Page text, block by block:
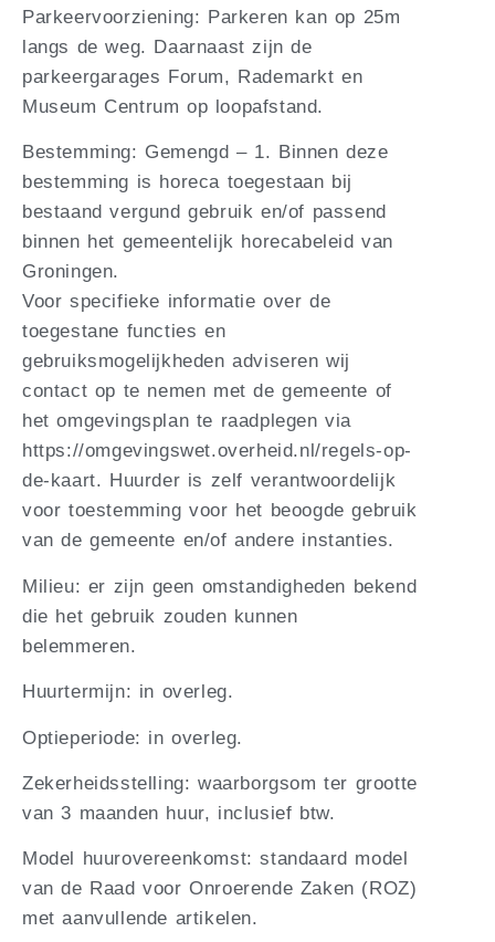
Parkeervoorziening: Parkeren kan op 25m
langs de weg. Daarnaast zijn de
parkeergarages Forum, Rademarkt en
Museum Centrum op loopafstand.
Bestemming: Gemengd – 1. Binnen deze
bestemming is horeca toegestaan bij
bestaand vergund gebruik en/of passend
binnen het gemeentelijk horecabeleid van
Groningen.
Voor specifieke informatie over de
toegestane functies en
gebruiksmogelijkheden adviseren wij
contact op te nemen met de gemeente of
het omgevingsplan te raadplegen via
https://omgevingswet.overheid.nl/regels-op-
de-kaart. Huurder is zelf verantwoordelijk
voor toestemming voor het beoogde gebruik
van de gemeente en/of andere instanties.
Milieu: er zijn geen omstandigheden bekend
die het gebruik zouden kunnen
belemmeren.
Huurtermijn: in overleg.
Optieperiode: in overleg.
Zekerheidsstelling: waarborgsom ter grootte
van 3 maanden huur, inclusief btw.
Model huurovereenkomst: standaard model
van de Raad voor Onroerende Zaken (ROZ)
met aanvullende artikelen.